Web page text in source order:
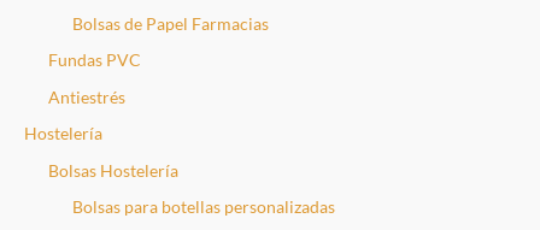
Bolsas de Papel Farmacias
Fundas PVC
Antiestrés
Hostelería
Bolsas Hostelería
Bolsas para botellas personalizadas